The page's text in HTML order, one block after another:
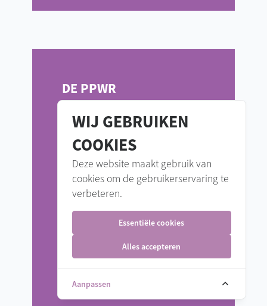
DE PPWR
WAT U MOET WETEN OM
CONFORM TE ZIJN MET
DE WETGEVING!
Kunststoftechnologie
Duur:0.5 dagen / 4 uren
24/11/2026
INFO & INSCHRIJVEN
WIJ GEBRUIKEN
COOKIES
Deze website maakt gebruik van
cookies om de gebruikerservaring te
verbeteren.
Essentiële cookies
Alles accepteren
Aanpassen